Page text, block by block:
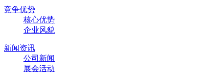
竞争优势
核心优势
企业风貌
新闻资讯
公司新闻
展会活动